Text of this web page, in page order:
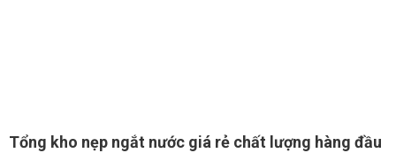
Tổng kho nẹp ngắt nước giá rẻ chất lượng hàng đầu